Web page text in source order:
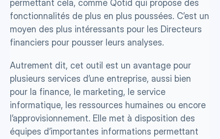
permettant cela, comme Qotid qui propose des
fonctionnalités de plus en plus poussées. C’est un
moyen des plus intéressants pour les Directeurs
financiers pour pousser leurs analyses.
Autrement dit, cet outil est un avantage pour
plusieurs services d’une entreprise, aussi bien
pour la finance, le marketing, le service
informatique, les ressources humaines ou encore
l’approvisionnement. Elle met à disposition des
équipes d’importantes informations permettant